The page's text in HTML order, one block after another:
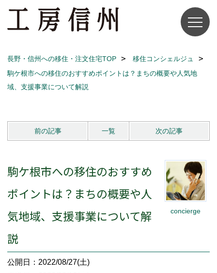
長野・信州への移住・注文住宅TOP
移住コンシェルジュ
駒ケ根市への移住のおすすめポイントは？まちの概要や人気地
域、支援事業について解説
前の記事 一覧 次の記事
concierge
駒ケ根市への移住のおすすめ
ポイントは？まちの概要や人
気地域、支援事業について解
説
公開日：2022/08/27(土)